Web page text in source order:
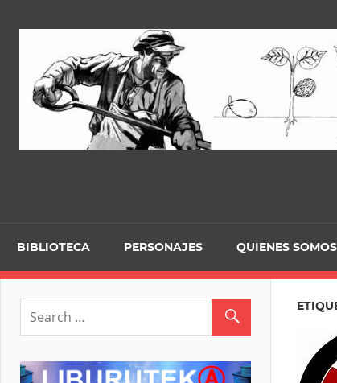
BIBLIOTECA PERSONAJES QUIENES SOMOS